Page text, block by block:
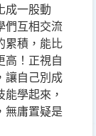
成一股動
們互相交流
累積，能比
高！正視自
讓自己別成
學起來，
無庸置疑是